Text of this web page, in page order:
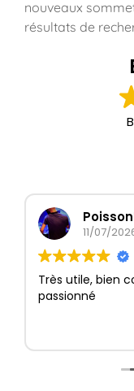
nouveaux
résultats de
11/07/
Très utile, bien
passionné